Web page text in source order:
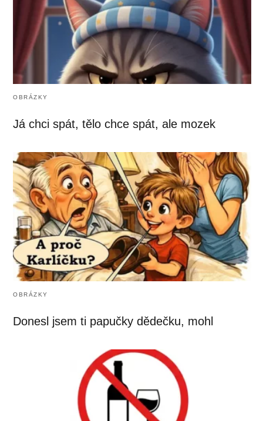
OBRÁZKY
Já chci spát, tělo chce spát, ale mozek
OBRÁZKY
Donesl jsem ti papučky dědečku, mohl